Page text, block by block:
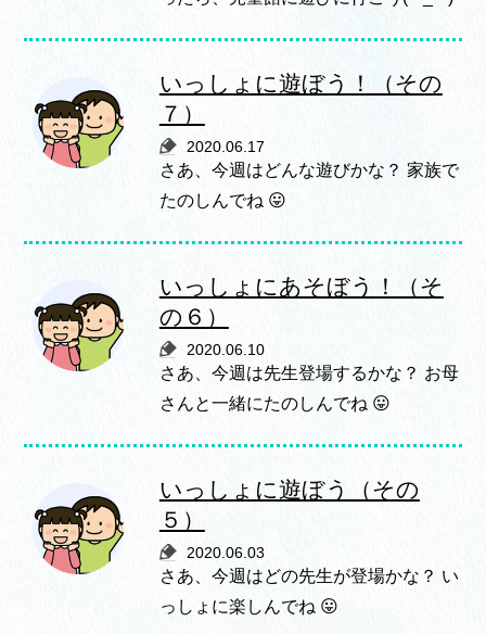
いっしょに遊ぼう！（その
７）
2020.06.17
さあ、今週はどんな遊びかな？ 家族で
たのしんでね 😛
いっしょにあそぼう！（そ
の６）
2020.06.10
さあ、今週は先生登場するかな？ お母
さんと一緒にたのしんでね 😛
いっしょに遊ぼう（その
５）
2020.06.03
さあ、今週はどの先生が登場かな？ い
っしょに楽しんでね 😛